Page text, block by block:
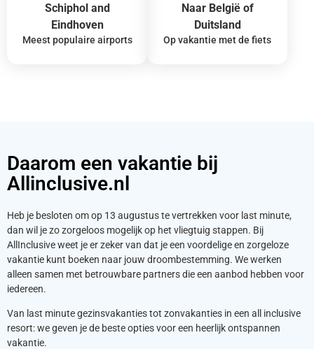
Schiphol and
Eindhoven
Meest populaire airports
Naar België of
Duitsland
Op vakantie met de fiets
Daarom een vakantie bij
Allinclusive.nl
Heb je besloten om op 13 augustus te vertrekken voor last minute,
dan wil je zo zorgeloos mogelijk op het vliegtuig stappen. Bij
AllInclusive weet je er zeker van dat je een voordelige en zorgeloze
vakantie kunt boeken naar jouw droombestemming. We werken
alleen samen met betrouwbare partners die een aanbod hebben voor
iedereen.
Van last minute gezinsvakanties tot zonvakanties in een all inclusive
resort: we geven je de beste opties voor een heerlijk ontspannen
vakantie.